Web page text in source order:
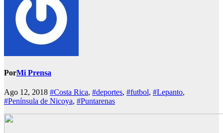
PorMi Prensa
Ago 12, 2018 #Costa Rica, #deportes, #futbol, #Lepanto,
#Península de Nicoya, #Puntarenas